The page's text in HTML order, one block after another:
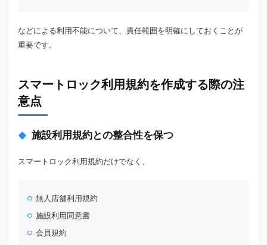
などによる利用不能について、責任範囲を明確にしておくことが
重要です。
スマートロック利用規約を作成する際の注
意点
施設利用規約との整合性を保つ
スマートロック利用規約だけでなく、
無人店舗利用規約
施設利用同意書
会員規約